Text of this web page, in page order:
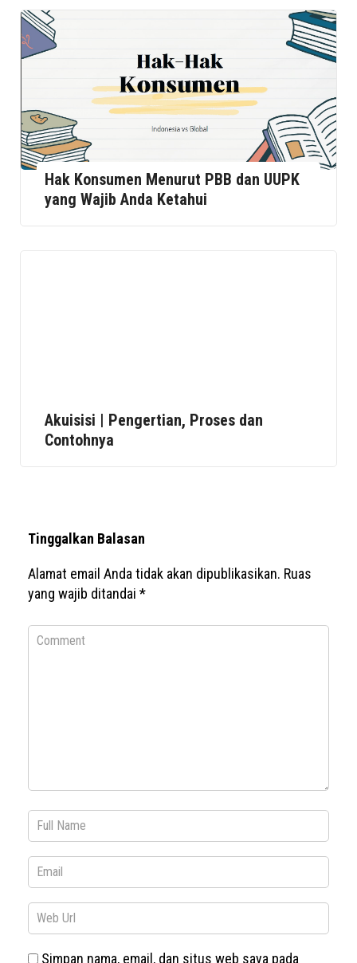
Hak Konsumen Menurut PBB dan UUPK
yang Wajib Anda Ketahui
Akuisisi | Pengertian, Proses dan
Contohnya
Tinggalkan Balasan
Alamat email Anda tidak akan dipublikasikan. Ruas
yang wajib ditandai *
Simpan nama, email, dan situs web saya pada